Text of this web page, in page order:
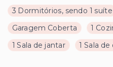
3 Dormitórios, sendo 1 suíte
Garagem Coberta
1
1 Sala de jantar
1 Sala